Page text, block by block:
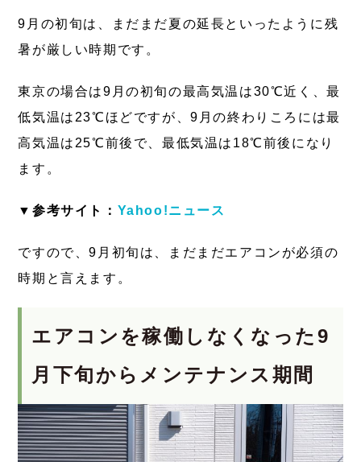
9月の初旬は、まだまだ夏の延長といったように残
暑が厳しい時期です。
東京の場合は9月の初旬の最高気温は30℃近く、最
低気温は23℃ほどですが、9月の終わりころには最
高気温は25℃前後で、最低気温は18℃前後になり
ます。
▼参考サイト： Yahoo!ニュース
ですので、9月初旬は、まだまだエアコンが必須の
時期と言えます。
エアコンを稼働しなくなった9
月下旬からメンテナンス期間